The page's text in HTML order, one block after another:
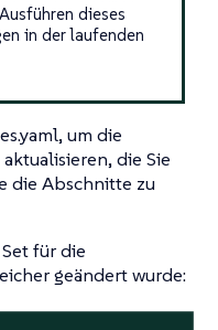
dieses
in der laufenden
um die
die Sie
die Abschnitte zu
für die
geändert wurde: